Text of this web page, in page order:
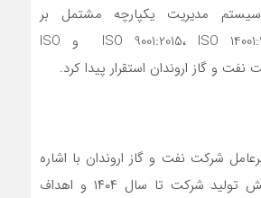
مدیریت یکپارچه مشتمل بر
استانداردهای ISO 9001:2015، ISO 14001:2015 و ISO
شرکت نفت و گاز اروندان با اشاره
به چشم انداز افزایش تولید شرکت تا سال ۱۴۰۴ و اهداف